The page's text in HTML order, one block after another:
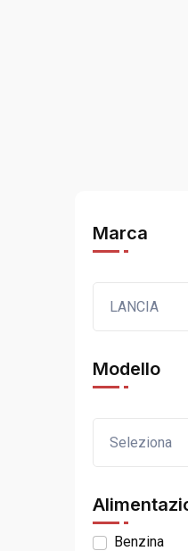
Marca
LANCIA
Modello
Seleziona
Benzina